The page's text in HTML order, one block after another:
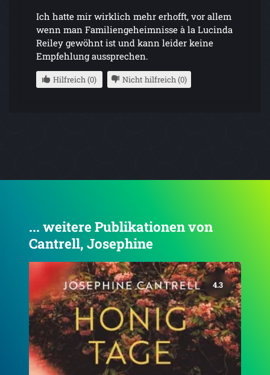
Ich hatte mir wirklich mehr erhofft, vor allem
wenn man Familiengeheimnisse à la Lucinda
Reiley gewöhnt ist und kann leider keine
Empfehlung aussprechen.
Hilfreich (0) Nicht hilfreich (0)
... weitere Publikationen von
Cantrell, Josephine
4.3